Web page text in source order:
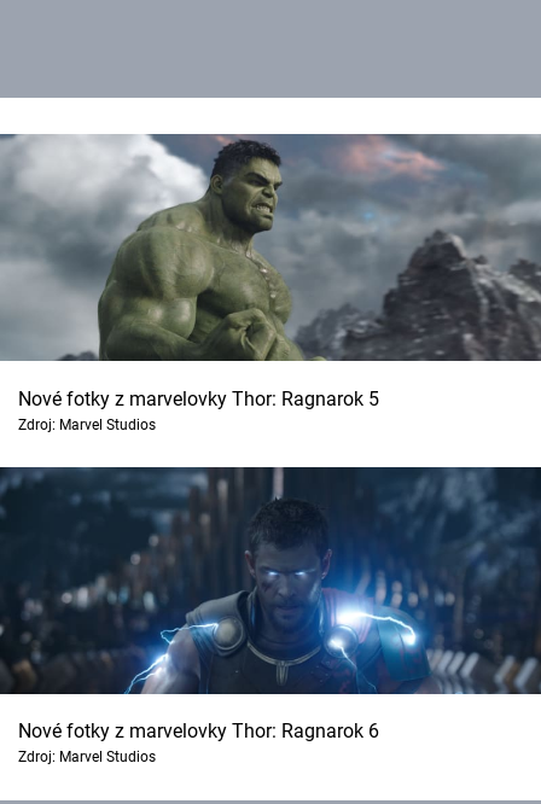
Nové fotky z marvelovky Thor: Ragnarok 5
Zdroj: Marvel Studios
Nové fotky z marvelovky Thor: Ragnarok 6
Zdroj: Marvel Studios